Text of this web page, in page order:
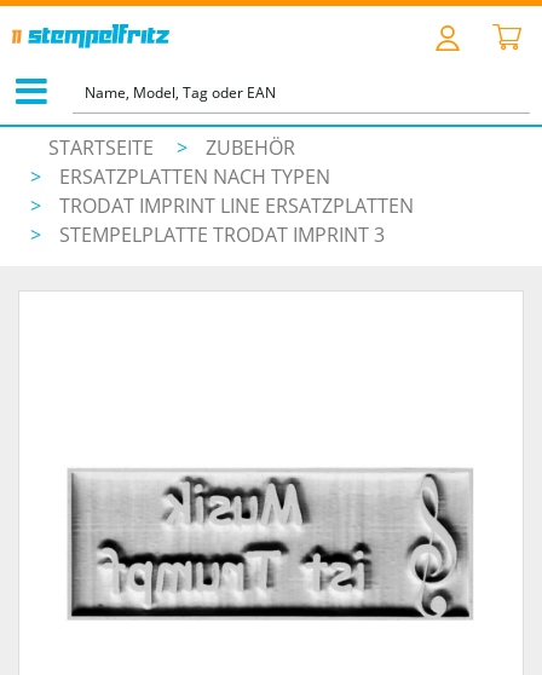
STARTSEITE >
ZUBEHÖR
>
ERSATZPLATTEN NACH TYPEN
>
TRODAT IMPRINT LINE ERSATZPLATTEN
>
STEMPELPLATTE TRODAT IMPRINT 3